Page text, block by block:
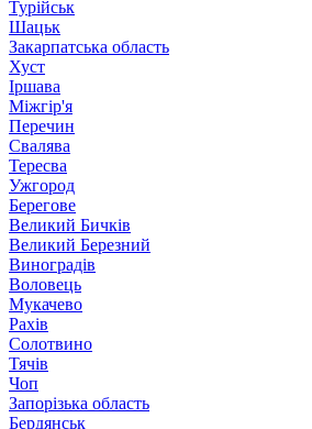
Турійськ
Шацьк
Закарпатська область
Хуст
Іршава
Міжгір'я
Перечин
Свалява
Тересва
Ужгород
Берегове
Великий Бичків
Великий Березний
Виноградів
Воловець
Мукачево
Рахів
Солотвино
Тячів
Чоп
Запорізька область
Бердянськ